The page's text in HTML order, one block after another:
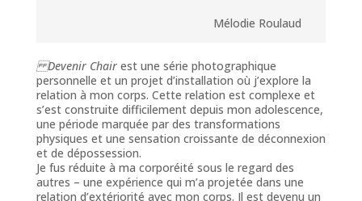
Mélodie Roulaud
Devenir Chairest une série photographique
personnelle et un projet d’installation où j’explore la
relation à mon corps. Cette relation est complexe et
s’est construite difficilement depuis mon adolescence,
une période marquée par des transformations
physiques et une sensation croissante de déconnexion
et de dépossession.
Je fus réduite à ma corporéité sous le regard des
autres – une expérience qui m’a projetée dans une
relation d’extériorité avec mon corps. Il est devenu un